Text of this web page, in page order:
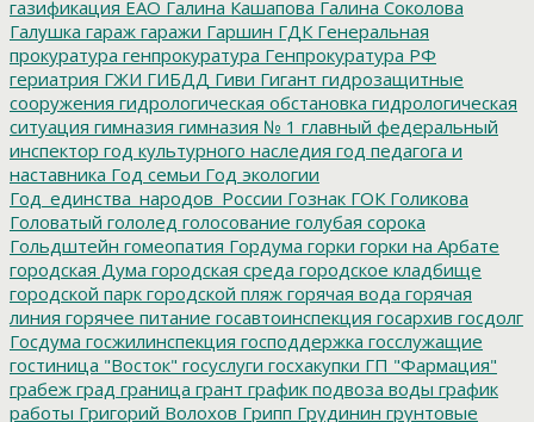
газификация ЕАО Галина Кашапова Галина Соколова
Галушка гараж гаражи Гаршин ГДК Генеральная
прокуратура генпрокуратура Генпрокуратура РФ
гериатрия ГЖИ ГИБДД Гиви Гигант гидрозащитные
сооружения гидрологическая обстановка гидрологическая
ситуация гимназия гимназия № 1 главный федеральный
инспектор год культурного наследия год педагога и
наставника Год семьи Год экологии
Год_единства_народов_России Гознак ГОК Голикова
Головатый гололед голосование голубая сорока
Гольдштейн гомеопатия Гордума горки горки на Арбате
городская Дума городская среда городское кладбище
городской парк городской пляж горячая вода горячая
линия горячее питание госавтоинспекция госархив госдолг
Госдума госжилинспекция господдержка госслужащие
гостиница "Восток" госуслуги госхакупки ГП "Фармация"
грабеж град граница грант график подвоза воды график
работы Григорий Волохов Грипп Грудинин грунтовые